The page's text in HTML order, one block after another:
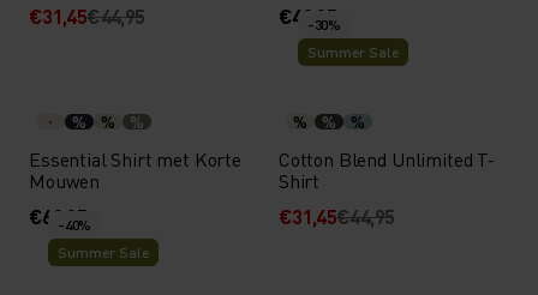
€31,45€44,95
€49,95
% % %
Essential Shirt met Korte
Mouwen
€69,95
-30%
Summer Sale
% % %
Cotton Blend Unlimited T-
Shirt
€31,45€44,95
-40%
Summer Sale